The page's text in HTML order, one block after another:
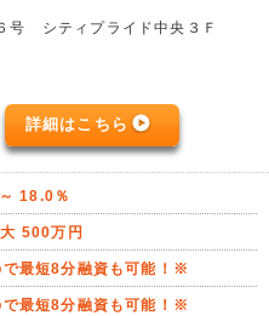
号 シティプライド中央３Ｆ
詳細はこちら
18.0％
500万円
最短8分融資も可能！※
最短8分融資も可能！※